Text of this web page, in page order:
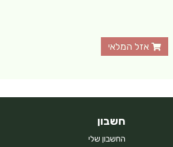
אזל המלאי
חשבון
החשבון שלי